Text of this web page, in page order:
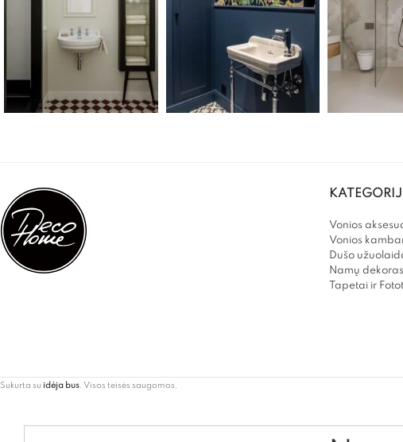
Vonios
Vonios
Dušo
Namų dekoras
Tapetai ir
Sukurta su idėja bus . Visos teisės saugomos.